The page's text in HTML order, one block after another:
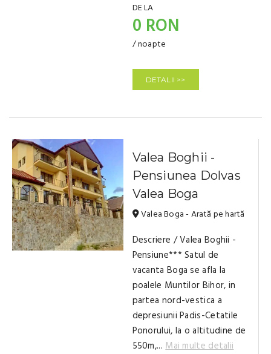
DE LA
0 RON
/ noapte
DETALII >>
Valea Boghii -
Pensiunea Dolvas
Valea Boga
Valea Boga - Arată pe hartă
Descriere / Valea Boghii -
Pensiune*** Satul de
vacanta Boga se afla la
poalele Muntilor Bihor, in
partea nord-vestica a
depresiunii Padis-Cetatile
Ponorului, la o altitudine de
550m,...Mai multe detalii